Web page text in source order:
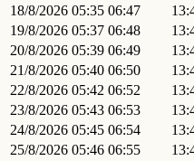
18/8/2026 05:35 06:47
19/8/2026 05:37 06:48
20/8/2026 05:39 06:49
21/8/2026 05:40 06:50
22/8/2026 05:42 06:52
23/8/2026 05:43 06:53
24/8/2026 05:45 06:54
25/8/2026 05:46 06:55